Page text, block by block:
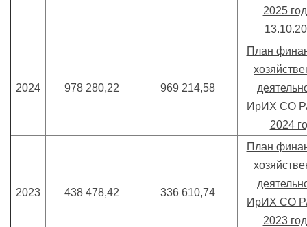
2025
2024 978 280,22 969 214,58
План
ИрИХ СО
2024
2023 438 478,42 336 610,74
План
ИрИХ СО
2023